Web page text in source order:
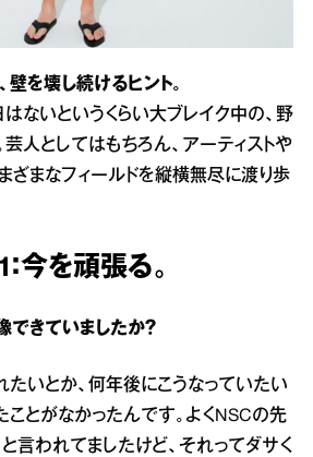
壁を壊し続けるヒント。
ないというくらい大ブレイク中の、野
芸人としてはもちろん、アーティストや
ざまなフィールドを縦横無尽に渡り歩
今を頑張る。
きていましたか？
たいとか、何年後にこうなっていたい
ことがなかったんです。よくNSCの先
言われてましたけど、それってダサく